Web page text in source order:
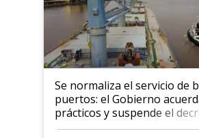
Se normaliza el servicio de
puertos: el Gobierno
prácticos y suspende el
desregulación